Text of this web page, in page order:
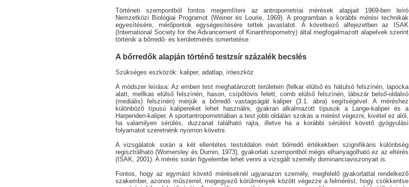
Történeti szempontból fontos megemlíteni az antropometriai mérések alapjait 1969-ben leíró
Nemzetközi Biológiai Programot (Weiner és Lourie, 1969). A programban a korábbi mérési technikák
egyesítésére, mérőpontok egységesítésére tettek javaslatot. A következő alfejezetben az ISAK
(International Society for the Advancement of Kinanthropometry) által megfogalmazott alapelvek szerint
történik a bőrredő- és kerületmérés ismertetése.
A bőrredők alapján történő testzsír százalék becslés
Szükséges eszközök: kaliper, adatlap, íróeszköz
A módszer leírása: Az emberi test meghatározott területein (felkar elülső és hátulsó felszínén, lapocka
alatt, mellkas elülső felszínén, hason, csípőtövis felett, comb elülső felszínén, lábszár belső-oldalsó
(mediális) felszínén) mérjük a bőrredő vastagságát kaliper (3.1. ábra) segítségével. A méréshez
különböző típusú kalipereket lehet használni, gyakran alkalmazott típusok a Lange-kaliper és a
Harpenden-kaliper. A sportantropometriában a test jobb oldalán szokás a mérést végezni, kivétel ez alól,
ha valamilyen sérülés, duzzanat található rajta, illetve ha a korábbi sérülést követő gyógyulási
folyamatot szeretnénk nyomon követni.
A vizsgálatok során a két ellentétes testoldalon mért bőrredő értékekben szignifikáns különbség
regisztrálható (Womersley és Durnin, 1973), gyakorlati szempontból mégis elhanyagolható ez az eltérés
(ISAK, 2001). A mérés során figyelembe lehet venni a vizsgált személy dominanciaviszonyait is.
Fontos, hogy az egymást követő méréseknél ugyanazon személy, megfelelő gyakorlattal rendelkező
szakember, azonos műszerrel, megegyező körülmények között végezze a felmérést, hogy csökkentse